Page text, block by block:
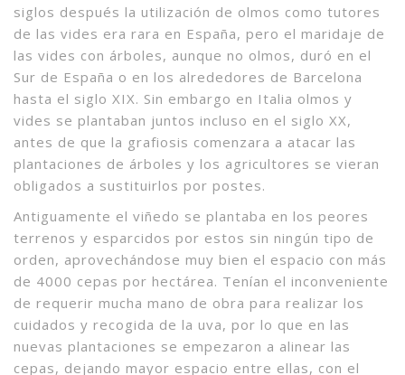
siglos después la utilización de olmos como tutores
de las vides era rara en España, pero el maridaje de
las vides con árboles, aunque no olmos, duró en el
Sur de España o en los alrededores de Barcelona
hasta el siglo XIX. Sin embargo en Italia olmos y
vides se plantaban juntos incluso en el siglo XX,
antes de que la grafiosis comenzara a atacar las
plantaciones de árboles y los agricultores se vieran
obligados a sustituirlos por postes.
Antiguamente el viñedo se plantaba en los peores
terrenos y esparcidos por estos sin ningún tipo de
orden, aprovechándose muy bien el espacio con más
de 4000 cepas por hectárea. Tenían el inconveniente
de requerir mucha mano de obra para realizar los
cuidados y recogida de la uva, por lo que en las
nuevas plantaciones se empezaron a alinear las
cepas, dejando mayor espacio entre ellas, con el